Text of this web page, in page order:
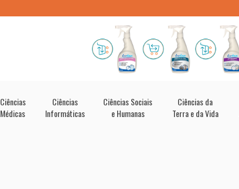
Ciências
Médicas
Ciências
Informáticas
Ciências Sociais
e Humanas
Ciências da
Terra e da Vida